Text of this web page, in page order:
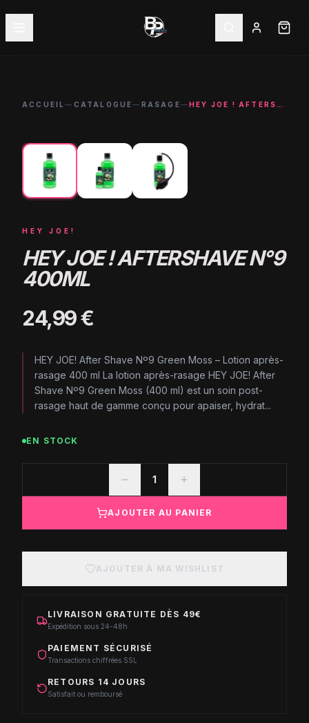
ACCUEIL— CATALOGUE— RASAGE— HEY JOE ! AFTERSHAVE N°9 400ML
HEY JOE!
HEY JOE ! AFTERSHAVE N°9
400ML
24,99 €
HEY JOE! After Shave Nº9 Green Moss – Lotion après-
rasage 400 ml La lotion après-rasage HEY JOE! After
Shave Nº9 Green Moss (400 ml) est un soin post-
rasage haut de gamme conçu pour apaiser, hydrat...
EN STOCK
1
AJOUTER AU PANIER
AJOUTER À MA WISHLIST
LIVRAISON GRATUITE DÈS 49€
Expédition sous 24-48h
PAIEMENT SÉCURISÉ
Transactions chiffrées SSL
RETOURS 14 JOURS
Satisfait ou remboursé